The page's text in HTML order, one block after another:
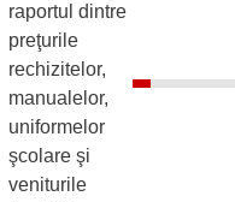
raportul dintre
preţurile
rechizitelor,
manualelor,
uniformelor
şcolare şi
veniturile